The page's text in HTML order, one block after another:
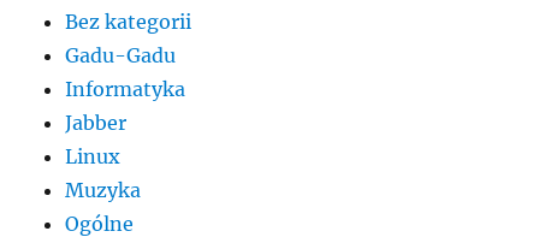
Bez kategorii
Gadu-Gadu
Informatyka
Jabber
Linux
Muzyka
Ogólne